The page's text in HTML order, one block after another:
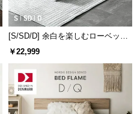
[S/SD/D] 余白を楽しむローベッド
フレーム 天然木調 ステージベッド
￥22,999